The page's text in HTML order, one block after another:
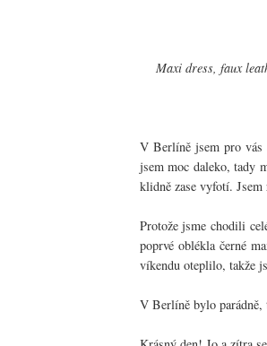
Maxi dress, faux
V Berlíně jsem pro
jsem moc daleko, tady
klidně zase vyfotí. Jsem
Protože jsme chodili
poprvé oblékla černé
víkendu oteplilo, takže
V Berlíně bylo parádně,